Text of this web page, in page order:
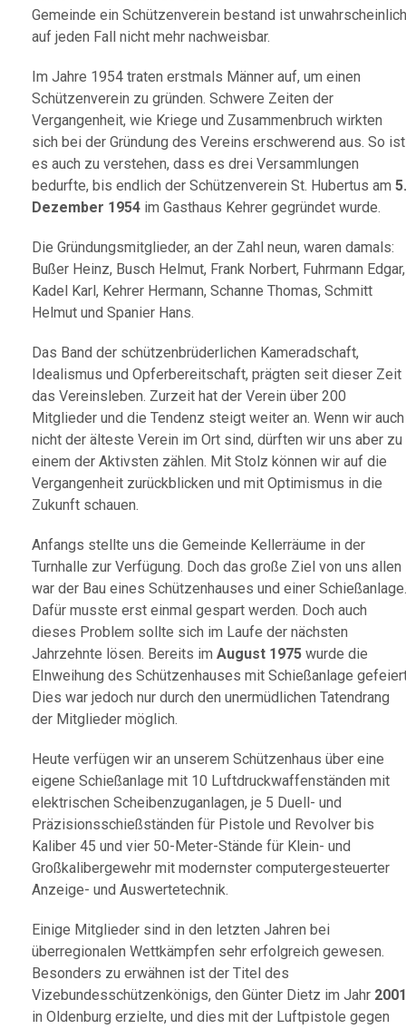
Gemeinde ein Schützenverein bestand ist
auf jeden Fall nicht mehr nachweisbar.
Im Jahre 1954 traten erstmals Männer auf, um einen
Schützenverein zu gründen. Schwere Zeiten der
Vergangenheit, wie Kriege und Zusammenbruch wirkten
sich bei der Gründung des Vereins erschwerend aus. So ist
es auch zu verstehen, dass es drei Versammlungen
bedurfte, bis endlich der Schützenverein St. Hubertus am 5.
Dezember 1954 im Gasthaus Kehrer gegründet wurde.
Die Gründungsmitglieder, an der Zahl neun, waren damals:
Bußer Heinz, Busch Helmut, Frank Norbert, Fuhrmann Edgar,
Kadel Karl, Kehrer Hermann, Schanne Thomas, Schmitt
Helmut und Spanier Hans.
Das Band der schützenbrüderlichen Kameradschaft,
Idealismus und Opferbereitschaft, prägten seit dieser Zeit
das Vereinsleben. Zurzeit hat der Verein über 200
Mitglieder und die Tendenz steigt weiter an. Wenn wir auch
nicht der älteste Verein im Ort sind, dürften wir uns aber zu
einem der Aktivsten zählen. Mit Stolz können wir auf die
Vergangenheit zurückblicken und mit Optimismus in die
Zukunft schauen.
Anfangs stellte uns die Gemeinde Kellerräume in der
Turnhalle zur Verfügung. Doch das große Ziel von uns allen
war der Bau eines Schützenhauses und einer Schießanlage.
Dafür musste erst einmal gespart werden. Doch auch
dieses Problem sollte sich im Laufe der nächsten
Jahrzehnte lösen. Bereits im August 1975 wurde die
EInweihung des Schützenhauses mit Schießanlage
Dies war jedoch nur durch den unermüdlichen Tatendrang
der Mitglieder möglich.
Heute verfügen wir an unserem Schützenhaus über eine
eigene Schießanlage mit 10 Luftdruckwaffenständen mit
elektrischen Scheibenzuganlagen, je 5 Duell- und
Präzisionsschießständen für Pistole und Revolver bis
Kaliber 45 und vier 50-Meter-Stände für Klein- und
Großkalibergewehr mit modernster computergesteuerter
Anzeige- und Auswertetechnik.
Einige Mitglieder sind in den letzten Jahren bei
überregionalen Wettkämpfen sehr erfolgreich gewesen.
Besonders zu erwähnen ist der Titel des
Vizebundesschützenkönigs, den Günter Dietz im Jahr 2001
in Oldenburg erzielte, und dies mit der Luftpistole gegen